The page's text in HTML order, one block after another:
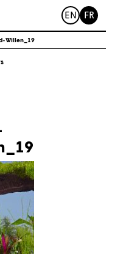
EN FR
Willen_19